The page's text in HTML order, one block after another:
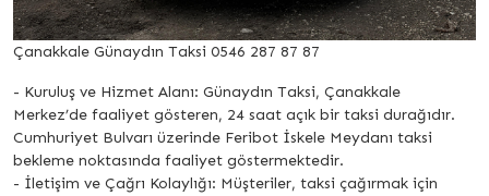
Çanakkale Günaydın Taksi 0546 287 87 87
- Kuruluş ve Hizmet Alanı: Günaydın Taksi, Çanakkale
Merkez’de faaliyet gösteren, 24 saat açık bir taksi durağıdır.
Cumhuriyet Bulvarı üzerinde Feribot İskele Meydanı taksi
bekleme noktasında faaliyet göstermektedir.
- İletişim ve Çağrı Kolaylığı: Müşteriler, taksi çağırmak için